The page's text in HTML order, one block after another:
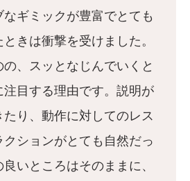
ギミックが豊富でとても
きは衝撃を受けました。
、スッとなじんでいくと
目する理由です。説明が
り、動作に対してのレス
ションがとても自然だっ
いところはそのままに、